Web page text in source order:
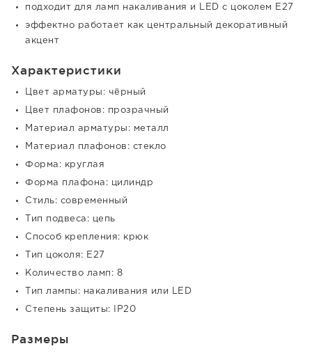
подходит для ламп накаливания и LED с цоколем E27
эффектно работает как центральный декоративный
акцент
Характеристики
Цвет арматуры: чёрный
Цвет плафонов: прозрачный
Материал арматуры: металл
Материал плафонов: стекло
Форма: круглая
Форма плафона: цилиндр
Стиль: современный
Тип подвеса: цепь
Способ крепления: крюк
Тип цоколя: E27
Количество ламп: 8
Тип лампы: накаливания или LED
Степень защиты: IP20
Размеры